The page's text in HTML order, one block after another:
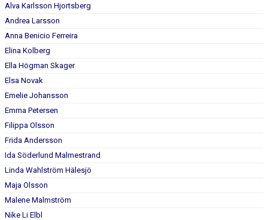
Alva Karlsson Hjortsberg
Andrea Larsson
Anna Benicio Ferreira
Elina Kolberg
Ella Högman Skager
Elsa Novak
Emelie Johansson
Emma Petersen
Filippa Olsson
Frida Andersson
Ida Söderlund Malmestrand
Linda Wahlström Hälesjö
Maja Olsson
Malene Malmström
Nike Li Elbl